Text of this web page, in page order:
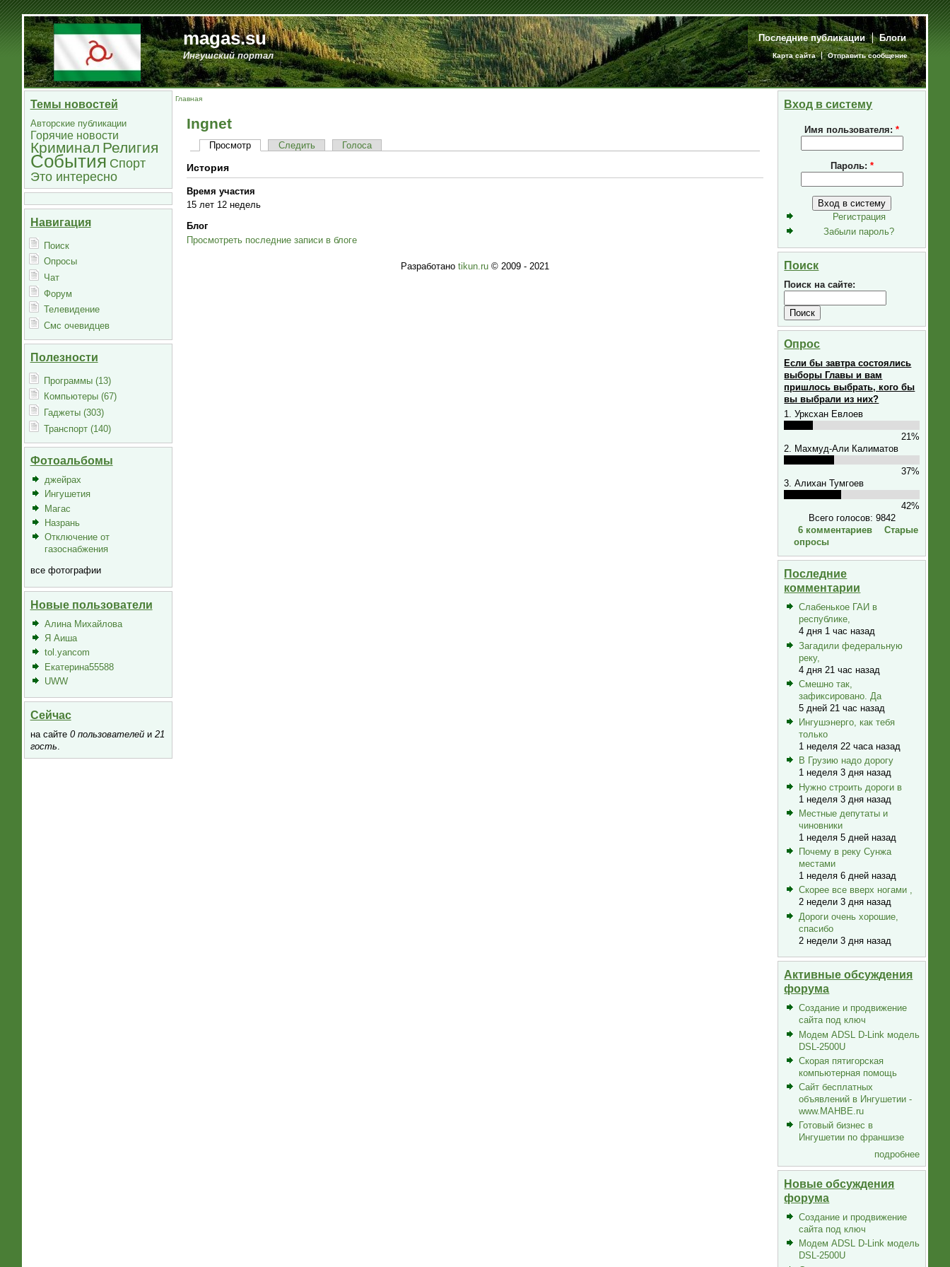
magas.su
Ингушский портал
Последние публикации Блоги
Карта сайта Отправить сообщение
Темы новостей
Авторские публикации
Горячие новости
Криминал Религия
События Спорт
Это интересно
Навигация
Поиск
Опросы
Чат
Форум
Телевидение
Смс очевидцев
Полезности
Программы (13)
Компьютеры (67)
Гаджеты (303)
Транспорт (140)
Фотоальбомы
джейрах
Ингушетия
Магас
Назрань
Отключение от
газоснабжения
все фотографии
Новые пользователи
Алина Михайлова
Я Аиша
tol.yancom
Екатерина55588
UWW
Сейчас
на сайте 0 пользователейи 21
гость.
Главная
Ingnet
Просмотр Следить Голоса
История
Время участия
15 лет 12 недель
Блог
Просмотреть последние записи в блоге
Разработано tikun.ru© 2009 - 2021
Вход в систему
Имя пользователя:*
Пароль: *
Регистрация
Забыли пароль?
Поиск
Поиск на сайте:
Опрос
Если бы завтра состоялись
выборы Главы и вам
пришлось выбрать, кого бы
вы выбрали из них?
1. Урксхан Евлоев
21%
2. Махмуд-Али Калиматов
37%
3. Алихан Тумгоев
42%
Всего голосов: 9842
6 комментариев
Старые
опросы
Последние
комментарии
Слабенькое ГАИ в
республике,
4 дня 1 час назад
Загадили федеральную
реку,
4 дня 21 час назад
Смешно так,
зафиксировано. Да
5 дней 21 час назад
Ингушэнерго, как тебя
только
1 неделя 22 часа назад
В Грузию надо дорогу
1 неделя 3 дня назад
Нужно строить дороги в
1 неделя 3 дня назад
Местные депутаты и
чиновники
1 неделя 5 дней назад
Почему в реку Сунжа
местами
1 неделя 6 дней назад
Скорее все вверх ногами ,
2 недели 3 дня назад
Дороги очень хорошие,
спасибо
2 недели 3 дня назад
Активные обсуждения
форума
Создание и продвижение
сайта под ключ
Модем ADSL D-Link модель
DSL-2500U
Скорая пятигорская
компьютерная помощь
Сайт бесплатных
объявлений в Ингушетии -
www.MAHBE.ru
Готовый бизнес в
Ингушетии по франшизе
подробнее
Новые обсуждения
форума
Создание и продвижение
сайта под ключ
Модем ADSL D-Link модель
DSL-2500U